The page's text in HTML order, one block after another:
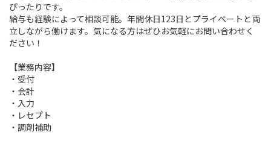
ぴったりです。
給与も経験によって相談可能。年間休日123日とプライベートと両
立しながら働けます。気になる方はぜひお気軽にお問い合わせく
ださい！
【業務内容】
・受付
・会計
・入力
・レセプト
・調剤補助